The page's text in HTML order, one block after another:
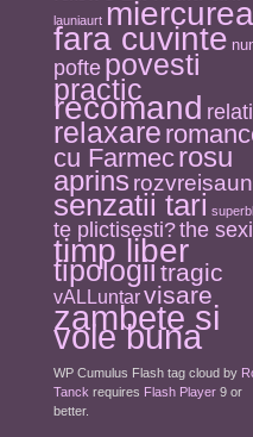
launiaurt miercurea
fara cuvinte
pofte povesti
practic
recomand
relaxare
cu Farmecrosu
aprins
senzatii tari
te plictisesti?the
timp liber
tipologiitragic
vALLuntarvisare
zambete si
voie buna
WP Cumulus Flash tag cloud by
Tanck requires Flash Player 9 or
better.